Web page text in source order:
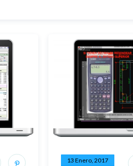
13 Enero, 2017